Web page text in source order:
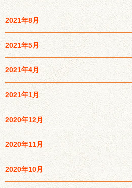
2021年8月
2021年5月
2021年4月
2021年1月
2020年12月
2020年11月
2020年10月